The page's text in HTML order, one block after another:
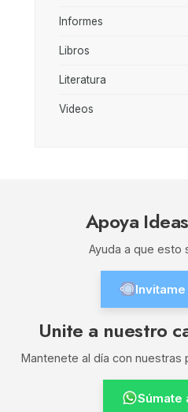
Informes
Libros
Literatura
Videos
Apoya
Ayuda a que esto
Unite a nuestro
Mantenete al día con
Súmate